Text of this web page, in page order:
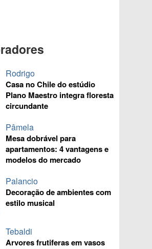
Rodrigo
Casa no Chile do estúdio
Plano Maestro integra floresta
circundante
Pâmela
Mesa dobrável para
apartamentos: 4 vantagens e
modelos do mercado
Palancio
Decoração de ambientes com
estilo musical
Tebaldi
Arvores frutiferas em vasos